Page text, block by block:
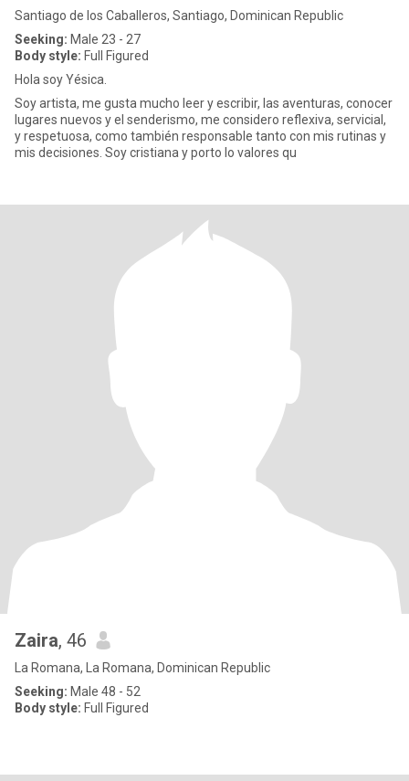
Santiago de los Caballeros, Santiago, Dominican Republic
Seeking: Male 23 - 27
Body style: Full Figured
Hola soy Yésica.
Soy artista, me gusta mucho leer y escribir, las aventuras, conocer
lugares nuevos y el senderismo, me considero reflexiva, servicial,
y respetuosa, como también responsable tanto con mis rutinas y
mis decisiones. Soy cristiana y porto lo valores qu
Zaira, 46
La Romana, La Romana, Dominican Republic
Seeking: Male 48 - 52
Body style: Full Figured